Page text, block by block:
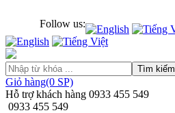
Follow us:
Tìm kiếm
Giỏ hàng(0 SP)
Hỗ trợ khách hàng 0933 455 549
0933 455 549